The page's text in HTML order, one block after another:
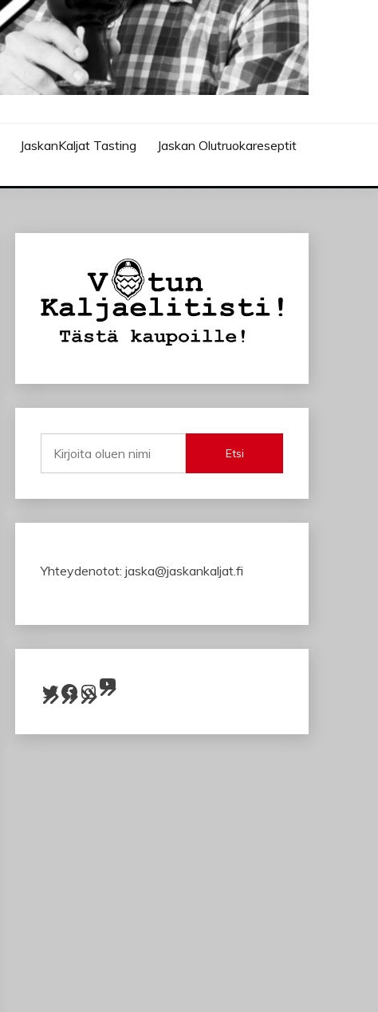
JaskanKaljat Tasting
Jaskan Olutruokareseptit
Etsi
Yhteydenotot: jaska@jaskankaljat.fi
Twitter Facebook InstagramYouTube